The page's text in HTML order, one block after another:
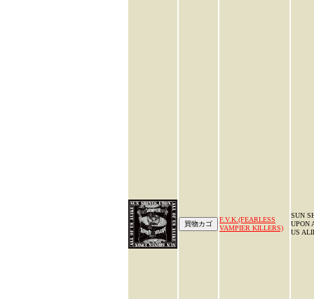
F.V.K.(FEARLESS
VAMPIER KILLERS)
SUN
UPON
US